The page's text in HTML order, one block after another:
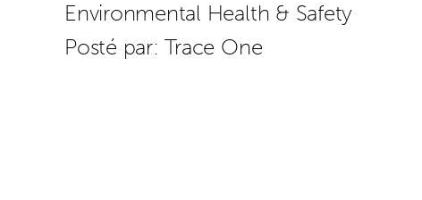
Environmental Health & Safety
Posté par:Trace One